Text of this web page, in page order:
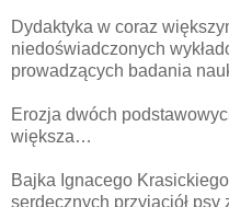
Dydaktyka w coraz
niedoświadczonych
prowadzących badania
Erozja dwóch
większa…
Bajka Ignacego
serdecznych przyjaciół